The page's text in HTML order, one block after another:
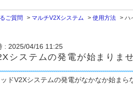
ご質問 > マルチV2Xシステム > 使用方法 > ハ
: 2025/04/16 11:25
システムの発電が始まりま
ドV2Xシステムの発電がなかなか始ま